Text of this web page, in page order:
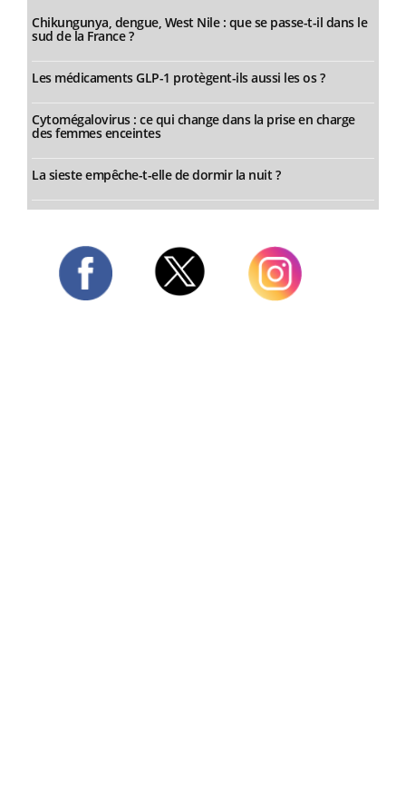
Chikungunya, dengue, West Nile : que se passe-t-il dans le
sud de la France ?
Les médicaments GLP-1 protègent-ils aussi les os ?
Cytomégalovirus : ce qui change dans la prise en charge
des femmes enceintes
La sieste empêche-t-elle de dormir la nuit ?